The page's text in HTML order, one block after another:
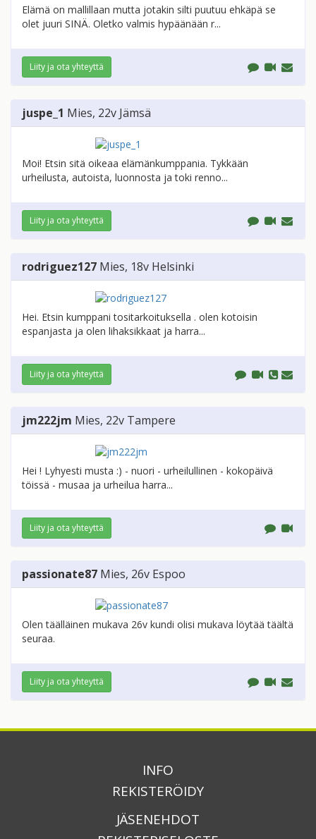
Elämä on mallillaan mutta jotakin silti puutuu ehkäpä se
olet juuri SINÄ. Oletko valmis hypäänään r...
Liity ja ota yhteyttä
juspe_1 Mies, 22v Jämsä
Moi! Etsin sitä oikeaa elämänkumppania. Tykkään
urheilusta, autoista, luonnosta ja toki renno...
Liity ja ota yhteyttä
rodriguez127 Mies, 18v Helsinki
Hei. Etsin kumppani tositarkoituksella . olen kotoisin
espanjasta ja olen lihaksikkaat ja harra...
Liity ja ota yhteyttä
jm222jm Mies, 22v Tampere
Hei ! Lyhyesti musta :) - nuori - urheilullinen - kokopäivä
töissä - musaa ja urheilua harra...
Liity ja ota yhteyttä
passionate87 Mies, 26v Espoo
Olen täälläinen mukava 26v kundi olisi mukava löytää täältä
seuraa.
Liity ja ota yhteyttä
INFO
REKISTERÖIDY
JÄSENEHDOT